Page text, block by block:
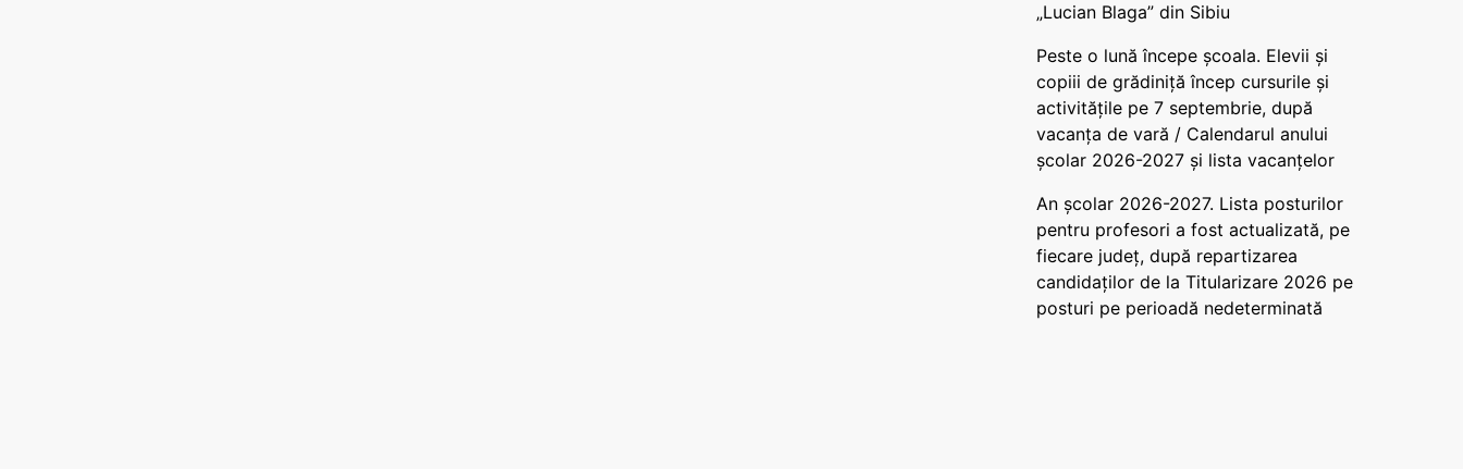
„Lucian Blaga” din Sibiu
Peste o lună începe școala. Elevii și
copiii de grădiniță încep cursurile și
activitățile pe 7 septembrie, după
vacanța de vară / Calendarul anului
școlar 2026-2027 și lista vacanțelor
An școlar 2026-2027. Lista posturilor
pentru profesori a fost actualizată, pe
fiecare județ, după repartizarea
candidaților de la Titularizare 2026 pe
posturi pe perioadă nedeterminată